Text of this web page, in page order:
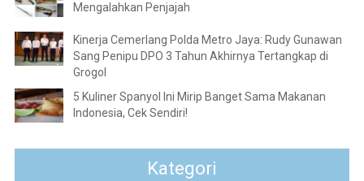
Mengalahkan Penjajah
Kinerja Cemerlang Polda Metro Jaya: Rudy Gunawan
Sang Penipu DPO 3 Tahun Akhirnya Tertangkap di
Grogol
5 Kuliner Spanyol Ini Mirip Banget Sama Makanan
Indonesia, Cek Sendiri!
Kategori